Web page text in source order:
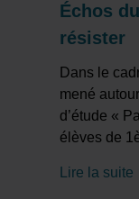
Échos
résister
Dans le
mené
d’étude «
élèves de
Lire la suite